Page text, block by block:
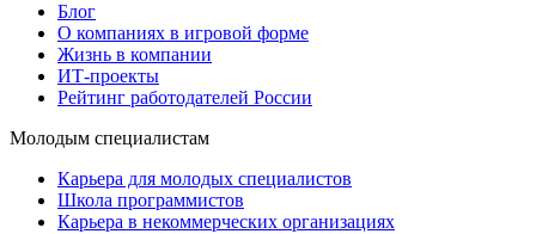
Блог
О компаниях в игровой форме
Жизнь в компании
ИТ-проекты
Рейтинг работодателей России
Молодым специалистам
Карьера для молодых специалистов
Школа программистов
Карьера в некоммерческих организациях